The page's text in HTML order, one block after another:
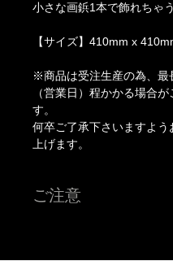
小さな画鋲1本で飾れちゃう
【サイズ】410mm x
※商品は受注生産の為、最
（営業日）程かかる場合が
す。
何卒ご了承下さいますよう
上げます。
ご注意